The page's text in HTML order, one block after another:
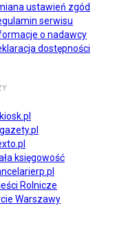
ustawień zgód
serwisu
o nadawcy
dostępności
księgowość
Rolnicze
Warszawy